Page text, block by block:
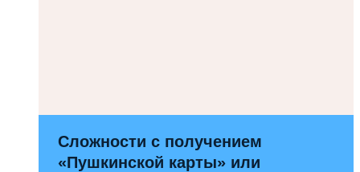
Сложности с получением
«Пушкинской карты» или